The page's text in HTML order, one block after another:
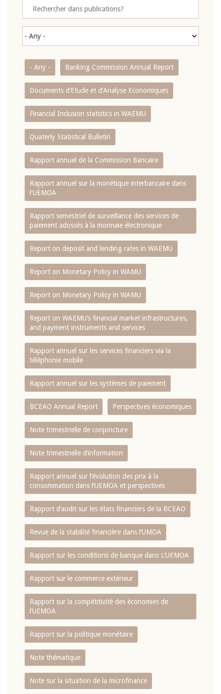
- Any - Banking Commission Annual Report
Documents d’Etude et d’Analyse Economiques
Financial Inclusion statistics in WAEMU
Quaterly Statistical Bulletin
Rapport annuel de la Commission Bancaire
Rapport annuel sur la monétique interbancaire dans
l'UEMOA
Rapport semestriel de surveillance des services de
paiement adossés à la monnaie électronique
Report on deposit and lending rates in WAEMU
Report on Monetary Policy in WAMU
Report on Monetary Policy in WAMU
Report on WAEMU’s financial market infrastructures,
and payment instruments and services
Rapport annuel sur les services financiers via la
téléphonie mobile
Rapport annuel sur les systèmes de paiement
BCEAO Annual Report Perspectives économiques
Note trimestrielle de conjoncture
Note trimestrielle d‘information
Rapport annuel sur l‘évolution des prix à la
consommation dans l‘UEMOA et perspectives
Rapport d‘audit sur les états financiers de la BCEAO
Revue de la stabilité financière dans l‘UMOA
Rapport sur les conditions de banque dans L‘UEMOA
Rapport sur le commerce extérieur
Rapport sur la compétitivité des économies de
l‘UEMOA
Rapport sur la politique monétaire
Note thématique
Note sur la situation de la microfinance